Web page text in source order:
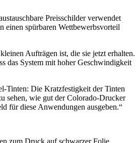
Preisschilder verwendet
einen spürbaren Wettbewerbsvorteil
Aufträgen ist, die sie jetzt erhalten.
das System mit hoher Geschwindigkeit
Tinten: Die Kratzfestigkeit der Tinten
sehen, wie gut der Colorado-Drucker
für diese Anwendungen ausgeben.“
zum Druck auf schwarzer Folie